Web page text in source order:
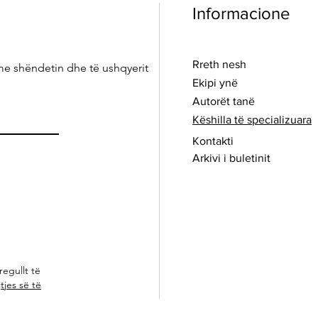
shëndetin dhe të ushqyerit
të
së të
Informacione
Rreth nesh
Ekipi ynë
Autorët tanë
Këshilla të specializuara
Kontakti
Arkivi i buletinit